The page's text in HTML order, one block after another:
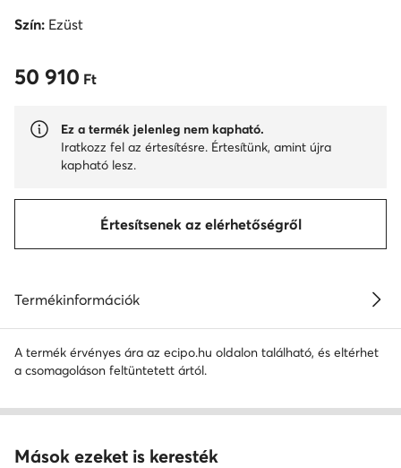
Szín: Ezüst
50 910 Ft
50 910 Ft
Ez a termék jelenleg nem kapható.
Iratkozz fel az értesítésre. Értesítünk, amint újra
kapható lesz.
Értesítsenek az elérhetőségről
Termékinformációk
A termék érvényes ára az ecipo.hu oldalon található, és eltérhet
a csomagoláson feltüntetett ártól.
Mások ezeket is keresték